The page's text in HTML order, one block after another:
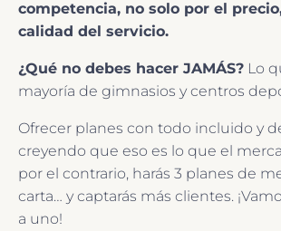
competencia, no solo por el
calidad del servicio.
¿Qué no debes hacer JAMÁS? Lo
mayoría de gimnasios y centros
Ofrecer planes con todo incluido y
creyendo que eso es lo que el
por el contrario, harás 3 planes de
carta… y captarás más clientes.
a uno!